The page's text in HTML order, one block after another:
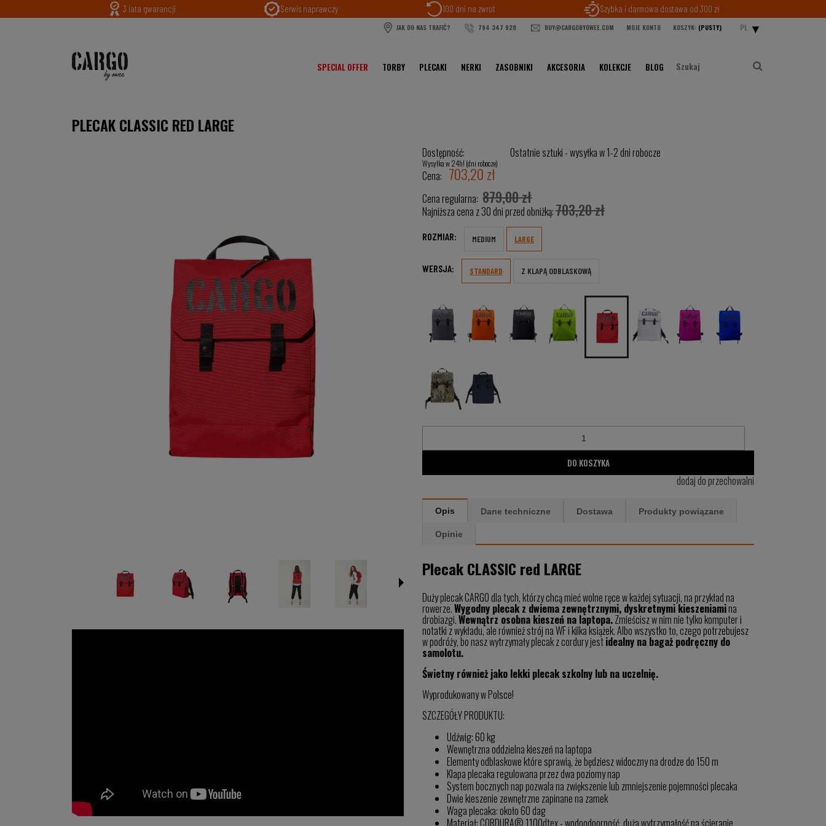
3 lata gwarancji Serwis naprawczy 100 dni na zwrot Szybka i darmowa dostawa od 300 zł
JAK DO NAS TRAFIĆ? 794 347 928 BUY@CARGOBYOWEE.COM MOJE KONTO KOSZYK: (PUSTY) PL
SPECIAL OFFER TORBY PLECAKI NERKI ZASOBNIKI AKCESORIA KOLEKCJE BLOG
PLECAK CLASSIC RED LARGE
Dostępność: Ostatnie sztuki - wysyłka w 1-2 dni robocze
Wysyłka w 24h! (dni robocze)
Cena: 703,20 zł
Cena regularna: 879,00 zł
Najniższa cena z 30 dni przed obniżką:703,20 zł
ROZMIAR: MEDIUM LARGE
WERSJA: STANDARD Z KLAPĄ ODBLASKOWĄ
DO KOSZYKA
dodaj do przechowalni
Opis Dane techniczne Dostawa Produkty powiązane
Opinie
Plecak CLASSIC red LARGE
Duży plecak CARGO dla tych, którzy chcą mieć wolne ręce w każdej sytuacji, na przykład na
rowerze.Wygodny plecak z dwiema zewnętrznymi, dyskretnymi kieszeniamina
drobiazgi.Wewnątrz osobna kieszeń na laptopa.Zmieścisz w nim nie tylko komputer i
notatki z wykładu, ale również strój na WF i kilka książek. Albo wszystko to, czego potrzebujesz
w podróży, bo nasz wytrzymały plecak z cordury jestidealny na bagaż podręczny do
samolotu.
Świetny również jako lekki plecak szkolny lub na uczelnię.
Wyprodukowany w Polsce!
SZCZEGÓŁY PRODUKTU:
Udźwig: 60 kg
Wewnętrzna oddzielna kieszeń na laptopa
Elementy odblaskowe które sprawią, że będziesz widoczny na drodze do 150 m
Klapa plecaka regulowana przez dwa poziomy nap
System bocznych nap pozwala na zwiększenie lub zmniejszenie pojemności plecaka
Dwie kieszenie zewnętrzne zapinane na zamek
Waga plecaka: około 60 dag
Materiał: CORDURA® 1100dtex - wodoodporność, duża wytrzymałość na ścieranie